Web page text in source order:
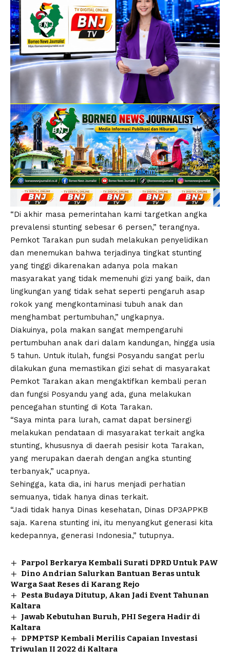
“Di akhir masa pemerintahan kami targetkan angka
prevalensi stunting sebesar 6 persen,” terangnya.
Pemkot Tarakan pun sudah melakukan penyelidikan
dan menemukan bahwa terjadinya tingkat stunting
yang tinggi dikarenakan adanya pola makan
masyarakat yang tidak memenuhi gizi yang baik, dan
lingkungan yang tidak sehat seperti pengaruh asap
rokok yang mengkontaminasi tubuh anak dan
menghambat pertumbuhan,” ungkapnya.
Diakuinya, pola makan sangat mempengaruhi
pertumbuhan anak dari dalam kandungan, hingga usia
5 tahun. Untuk itulah, fungsi Posyandu sangat perlu
dilakukan guna memastikan gizi sehat di masyarakat
Pemkot Tarakan akan mengaktifkan kembali peran
dan fungsi Posyandu yang ada, guna melakukan
pencegahan stunting di Kota Tarakan.
“Saya minta para lurah, camat dapat bersinergi
melakukan pendataan di masyarakat terkait angka
stunting, khususnya di daerah pesisir kota Tarakan,
yang merupakan daerah dengan angka stunting
terbanyak,” ucapnya.
Sehingga, kata dia, ini harus menjadi perhatian
semuanya, tidak hanya dinas terkait.
“Jadi tidak hanya Dinas kesehatan, Dinas DP3APPKB
saja. Karena stunting ini, itu menyangkut generasi kita
kedepannya, generasi Indonesia,” tutupnya.
Parpol Berkarya Kembali Surati DPRD Untuk PAW
Dino Andrian Salurkan Bantuan Beras untuk
Warga Saat Reses di Karang Rejo
Pesta Budaya Ditutup, Akan Jadi Event Tahunan
Kaltara
Jawab Kebutuhan Buruh, PHI Segera Hadir di
Kaltara
DPMPTSP Kembali Merilis Capaian Investasi
Triwulan II 2022 di Kaltara